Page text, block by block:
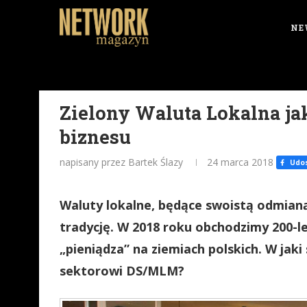
Zielony Waluta Lokalna
biznesu
napisany przez Bartek Ślazy 24 marca 2018
Waluty lokalne, będące swoistą
tradycję. W 2018 roku obchodzimy
„pieniądza” na ziemiach polskich. W
sektorowi DS/MLM?